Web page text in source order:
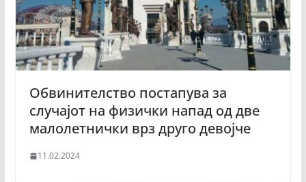
Обвинителство постапува за
случајот на физички напад од две
малолетнички врз друго девојче
11.02.2024